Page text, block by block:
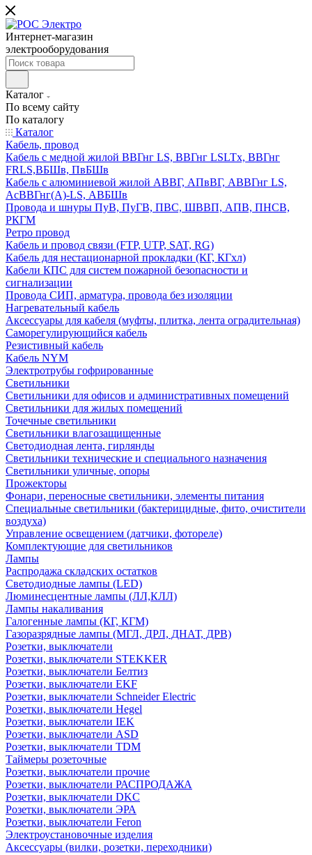
Интернет-магазин
электрооборудования
Каталог
По всему сайту
По каталогу
Каталог
Кабель, провод
Кабель с медной жилой ВВГнг LS, ВВГнг LSLTx, ВВГнг
FRLS,ВБШв, ПвБШв
Кабель с алюминиевой жилой АВВГ, АПвВГ, АВВГнг LS,
АсВВГнг(А)-LS, АВБШв
Провода и шнуры ПуВ, ПуГВ, ПВС, ШВВП, АПВ, ПНСВ,
РКГМ
Ретро провод
Кабель и провод связи (FTP, UTP, SAT, RG)
Кабель для нестационарной прокладки (КГ, КГхл)
Кабели КПС для систем пожарной безопасности и
сигнализации
Провода СИП, арматура, провода без изоляции
Нагревательный кабель
Аксессуары для кабеля (муфты, плитка, лента оградительная)
Саморегулирующийся кабель
Резистивный кабель
Кабель NYM
Электротрубы гофрированные
Светильники
Светильники для офисов и административных помещений
Светильники для жилых помещений
Точечные светильники
Светильники влагозащищенные
Светодиодная лента, гирлянды
Светильники технические и специального назначения
Светильники уличные, опоры
Прожекторы
Фонари, переносные светильники, элементы питания
Специальные светильники (бактерицидные, фито, очистители
воздуха)
Управление освещением (датчики, фотореле)
Комплектующие для светильников
Лампы
Распродажа складских остатков
Светодиодные лампы (LED)
Люминесцентные лампы (ЛЛ,КЛЛ)
Лампы накаливания
Галогенные лампы (КГ, КГМ)
Газоразрядные лампы (МГЛ, ДРЛ, ДНАТ, ДРВ)
Розетки, выключатели
Розетки, выключатели STEKKER
Розетки, выключатели Белтиз
Розетки, выключатели EKF
Розетки, выключатели Schneider Electric
Розетки, выключатели Hegel
Розетки, выключатели IEK
Розетки, выключатели ASD
Розетки, выключатели TDM
Таймеры розеточные
Розетки, выключатели прочие
Розетки, выключатели РАСПРОДАЖА
Розетки, выключатели DKC
Розетки, выключатели ЭРА
Розетки, выключатели Feron
Электроустановочные изделия
Аксессуары (вилки, розетки, переходники)